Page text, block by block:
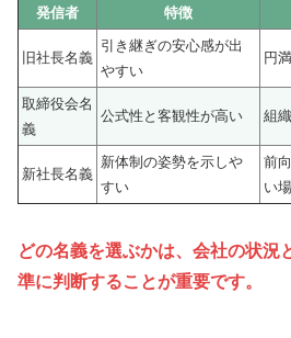
発信者 特徴
旧社長名義
引き継ぎの安心感が出
やすい
円
取締役会名
義
公式性と客観性が高い 組
新社長名義
新体制の姿勢を示しや
すい
前
い
どの名義を選ぶかは、会社の状況
準に判断することが重要です。